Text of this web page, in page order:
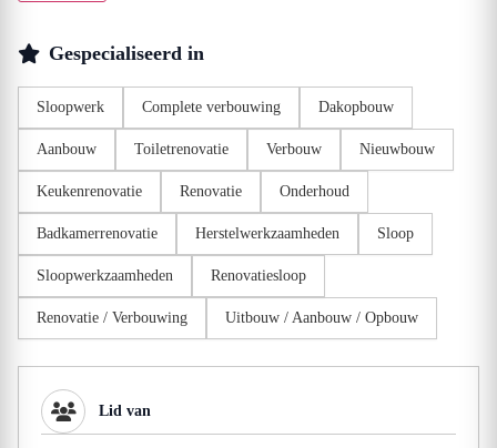
Gespecialiseerd in
Sloopwerk Complete verbouwing Dakopbouw
Aanbouw Toiletrenovatie Verbouw Nieuwbouw
Keukenrenovatie Renovatie Onderhoud
Badkamerrenovatie Herstelwerkzaamheden Sloop
Sloopwerkzaamheden Renovatiesloop
Renovatie / Verbouwing Uitbouw / Aanbouw / Opbouw
Lid van